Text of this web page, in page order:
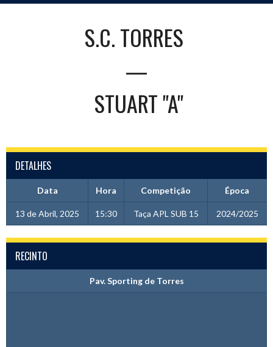
S.C. TORRES
—
STUART "A"
DETALHES
Data Hora Competição Época
13 de Abril, 2025 15:30 Taça APL SUB 15 2024/2025
RECINTO
Pav. Sporting de Torres